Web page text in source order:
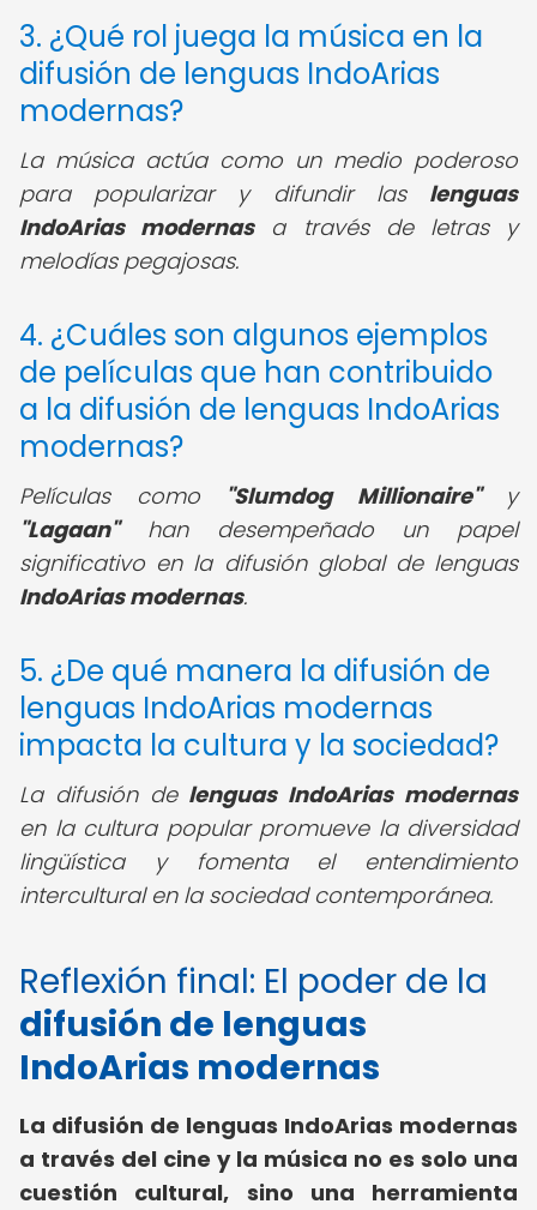
3. ¿Qué rol juega la música en la
difusión de lenguas IndoArias
modernas?
La música actúa como un medio poderoso
para popularizar y difundir las lenguas
IndoArias modernasa través de letras y
melodías pegajosas.
4. ¿Cuáles son algunos ejemplos
de películas que han contribuido
a la difusión de lenguas IndoArias
modernas?
Películas como "Slumdog Millionaire"y
"Lagaan"han desempeñado un papel
significativo en la difusión global de lenguas
IndoArias modernas.
5. ¿De qué manera la difusión de
lenguas IndoArias modernas
impacta la cultura y la sociedad?
La difusión de lenguas IndoArias modernas
en la cultura popular promueve la diversidad
lingüística y fomenta el entendimiento
intercultural en la sociedad contemporánea.
Reflexión final: El poder de la
difusión de lenguas
IndoArias modernas
La difusión de lenguas IndoArias modernas
a través del cine y la música no es solo una
cuestión cultural, sino una herramienta